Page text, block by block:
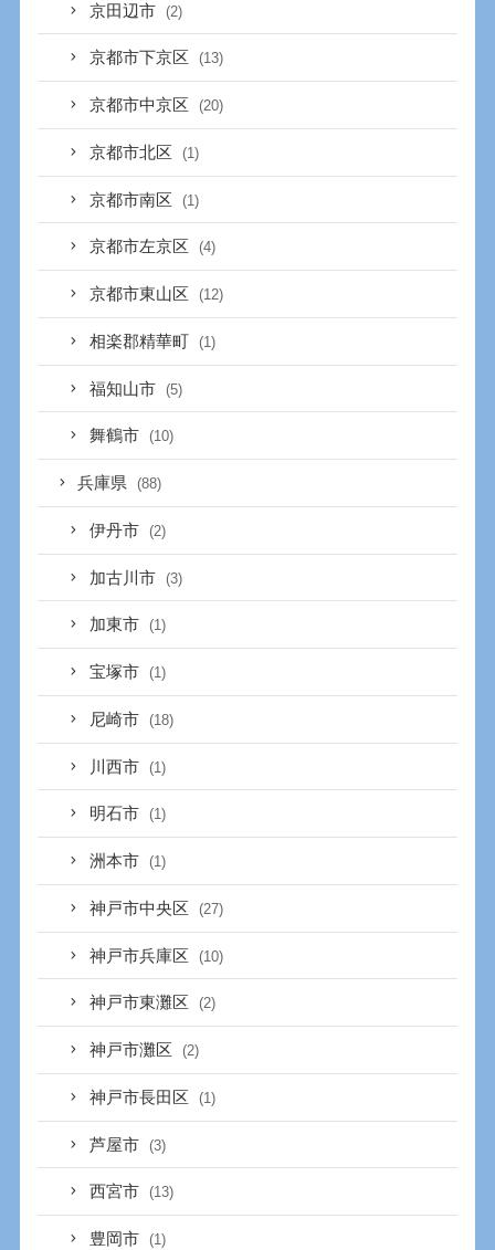
京田辺市 (2)
京都市下京区 (13)
京都市中京区 (20)
京都市北区 (1)
京都市南区 (1)
京都市左京区 (4)
京都市東山区 (12)
相楽郡精華町 (1)
福知山市 (5)
舞鶴市 (10)
兵庫県 (88)
伊丹市 (2)
加古川市 (3)
加東市 (1)
宝塚市 (1)
尼崎市 (18)
川西市 (1)
明石市 (1)
洲本市 (1)
神戸市中央区 (27)
神戸市兵庫区 (10)
神戸市東灘区 (2)
神戸市灘区 (2)
神戸市長田区 (1)
芦屋市 (3)
西宮市 (13)
豊岡市 (1)